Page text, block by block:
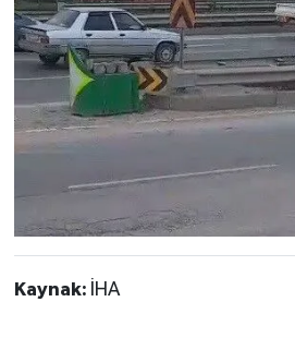
Kaynak: İHA